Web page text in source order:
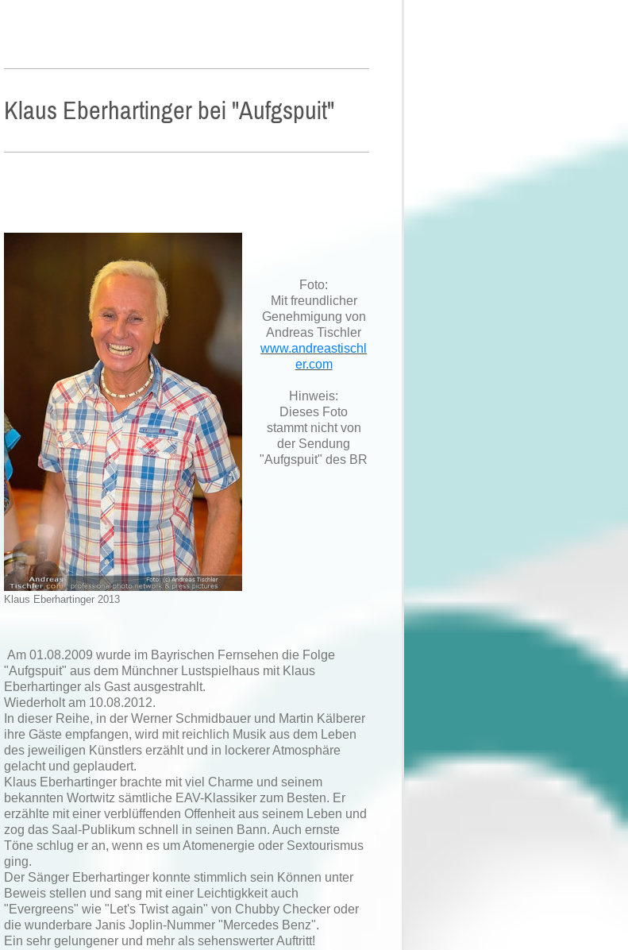
Klaus Eberhartinger bei "Aufgspuit"
Klaus Eberhartinger 2013
Foto:
Mit freundlicher
Genehmigung von
Andreas Tischler
www.andreastischl
er.com
Hinweis:
Dieses Foto
stammt nicht von
der Sendung
"Aufgspuit" des BR
Am 01.08.2009 wurde im Bayrischen Fernsehen die Folge
"Aufgspuit" aus dem Münchner Lustspielhaus mit Klaus
Eberhartinger als Gast ausgestrahlt.
Wiederholt am 10.08.2012.
In dieser Reihe, in der Werner Schmidbauer und Martin Kälberer
ihre Gäste empfangen, wird mit reichlich Musik aus dem Leben
des jeweiligen Künstlers erzählt und in lockerer Atmosphäre
gelacht und geplaudert.
Klaus Eberhartinger brachte mit viel Charme und seinem
bekannten Wortwitz sämtliche EAV-Klassiker zum Besten. Er
erzählte mit einer verblüffenden Offenheit aus seinem Leben und
zog das Saal-Publikum schnell in seinen Bann. Auch ernste
Töne schlug er an, wenn es um Atomenergie oder Sextourismus
ging.
Der Sänger Eberhartinger konnte stimmlich sein Können unter
Beweis stellen und sang mit einer Leichtigkkeit auch
"Evergreens" wie "Let's Twist again" von Chubby Checker oder
die wunderbare Janis Joplin-Nummer "Mercedes Benz".
Ein sehr gelungener und mehr als sehenswerter Auftritt!